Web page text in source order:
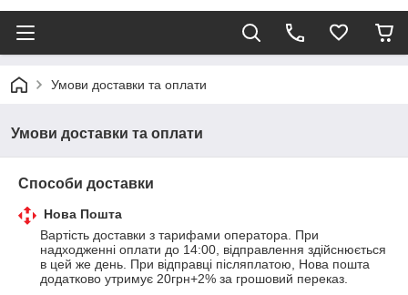
Умови доставки та оплати
Умови доставки та оплати
Способи доставки
Нова Пошта
Вартість доставки з тарифами оператора. При
надходженні оплати до 14:00, відправлення здійснюється
в цей же день. При відправці післяплатою, Нова пошта
додатково утримує 20грн+2% за грошовий переказ.